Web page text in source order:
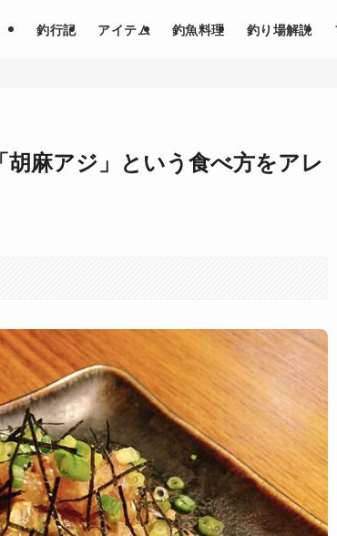
釣行記 アイテム 釣魚料理 釣り場解説
麻アジ」という食べ方をアレ